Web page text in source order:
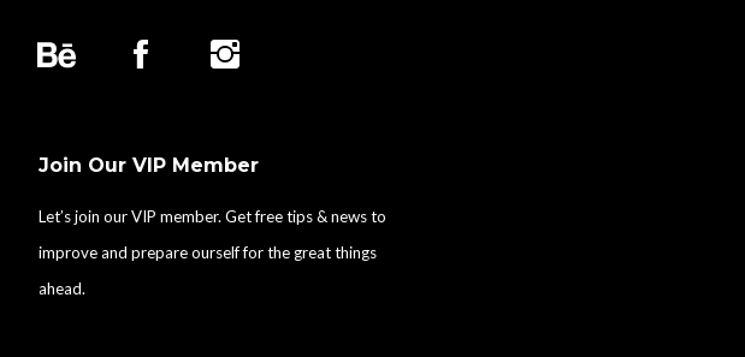
Join Our VIP Member
Let’s join our VIP member. Get free tips & news to
improve and prepare ourself for the great things
ahead.